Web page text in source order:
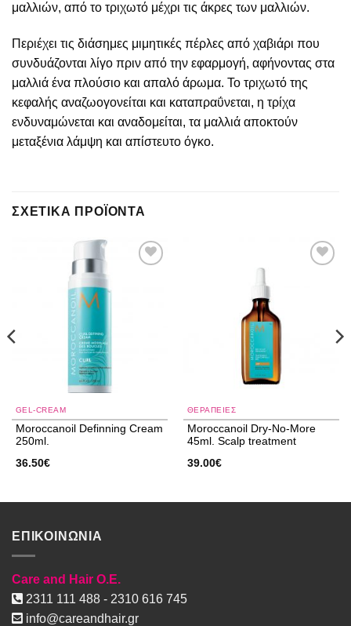
μαλλιών, από το τριχωτό μέχρι τις άκρες των μαλλιών.
Περιέχει τις διάσημες μιμητικές πέρλες από χαβιάρι που
συνδυάζονται λίγο πριν από την εφαρμογή, αφήνοντας στα
μαλλιά ένα πλούσιο και απαλό άρωμα. Το τριχωτό της
κεφαλής αναζωογονείται και καταπραΰνεται, η τρίχα
ενδυναμώνεται και αναδομείται, τα μαλλιά αποκτούν
μεταξένια λάμψη και απίστευτο όγκο.
ΣΧΕΤΙΚΆ ΠΡΟΪΌΝΤΑ
GEL-CREAM
Moroccanoil Definning Cream
250ml.
36.50€
ΘΕΡΑΠΕΙΕΣ
Moroccanoil Dry-No-More
45ml. Scalp treatment
39.00€
ΕΠΙΚΟΙΝΩΝΙΑ
Care and Hair O.E.
2311 111 488 - 2310 616 745
info@careandhair.gr